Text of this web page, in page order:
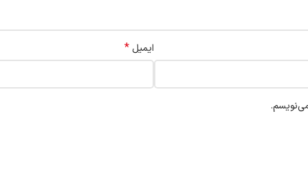
ایمیل *